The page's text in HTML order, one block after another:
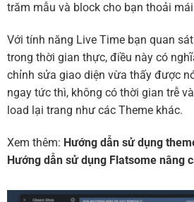
trăm mẫu và block cho bạn thoải
Với tính năng Live Time bạn quan
trong thời gian thực, điều này có
chỉnh sửa giao diện vừa thấy được
ngay tức thì, không có thời gian trễ
load lại trang như các Theme khác.
Xem thêm: Hướng dẫn sử dụng
Hướng dẫn sử dụng Flatsome nâng